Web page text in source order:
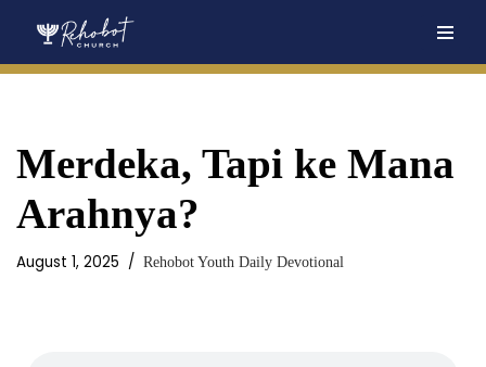
Merdeka, Tapi ke Mana
Arahnya?
August 1, 2025 Rehobot Youth Daily Devotional